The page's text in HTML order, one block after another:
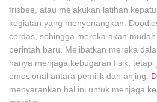
frisbee, atau melakukan latihan
kegiatan yang menyenangkan.
cerdas, sehingga mereka akan
perintah baru. Melibatkan mereka
hanya menjaga kebugaran fisik,
emosional antara pemilik dan anjing.
menyarankan hal ini untuk menjaga